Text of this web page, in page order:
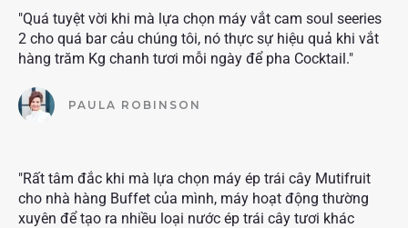
"Quá tuyệt vời khi mà lựa chọn máy vắt cam soul seeries
2 cho quá bar cảu chúng tôi, nó thực sự hiệu quả khi vắt
hàng trăm Kg chanh tươi mỗi ngày để pha Cocktail."
PAULA ROBINSON
"Rất tâm đắc khi mà lựa chọn máy ép trái cây Mutifruit
cho nhà hàng Buffet của mình, máy hoạt động thường
xuyên để tạo ra nhiều loại nước ép trái cây tươi khác